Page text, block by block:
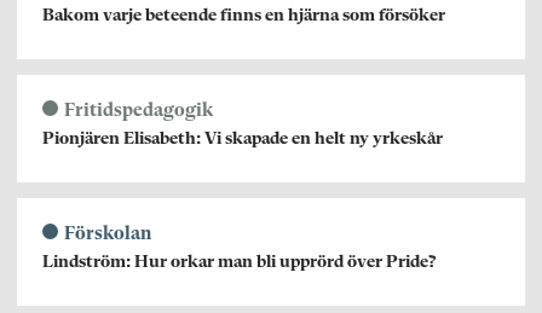
Bakom varje beteende finns en hjärna som försöker
Fritidspedagogik
Pionjären Elisabeth: Vi skapade en helt ny yrkeskår
Förskolan
Lindström: Hur orkar man bli upprörd över Pride?